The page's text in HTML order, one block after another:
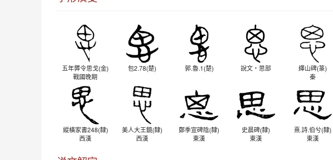
五年龏令思戈(金)
戰國晚期
包2.78(楚) 郭.魯.1(楚) 說文‧思部
繹山碑(篆)
秦
縱橫家書248(隸)
西漢
美人大王鏡(隸)
西漢
鄭季宣碑陰(隸)
東漢
史晨碑(隸)
東漢
熹.詩.伯兮(隸)
東漢